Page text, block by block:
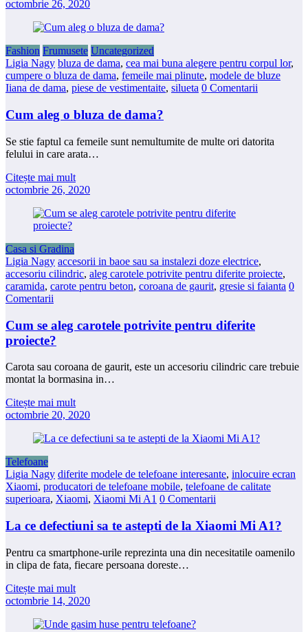
octombrie 26, 2020
Fashion Frumusete Uncategorized
Ligia Nagy bluza de dama, cea mai buna alegere pentru corpul lor,
cumpere o bluza de dama, femeile mai plinute, modele de bluze
Iiana de dama, piese de vestimentaite, silueta 0 Comentarii
Cum aleg o bluza de dama?
Se stie faptul ca femeile sunt nemultumite de multe ori datorita
felului in care arata…
Citește mai mult
octombrie 26, 2020
Casa si Gradina
Ligia Nagy accesorii in baoe sau sa instalezi doze electrice,
accesoriu cilindric, aleg carotele potrivite pentru diferite proiecte,
caramida, carote pentru beton, coroana de gaurit, gresie si faianta 0
Comentarii
Cum se aleg carotele potrivite pentru diferite
proiecte?
Carota sau coroana de gaurit, este un accesoriu cilindric care trebuie
montat la bormasina in…
Citește mai mult
octombrie 20, 2020
Telefoane
Ligia Nagy diferite modele de telefoane interesante, inlocuire ecran
Xiaomi, producatori de telefoane mobile, telefoane de calitate
superioara, Xiaomi, Xiaomi Mi A1 0 Comentarii
La ce defectiuni sa te astepti de la Xiaomi Mi A1?
Pentru ca smartphone-urile reprezinta una din necesitatile oamenilo
in clipa de fata, fiecare persoana doreste…
Citește mai mult
octombrie 14, 2020